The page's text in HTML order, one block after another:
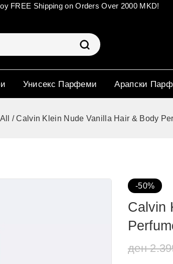
FREE Shipping on Orders Over 2000 MKD!
Унисекс Парфеми Арапски
All / Calvin Klein Nude Vanilla Hair & Body
-50%
Calvin
ден